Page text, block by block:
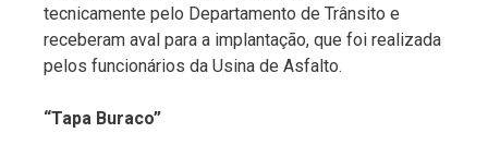
tecnicamente pelo Departamento de Trânsito e
receberam aval para a implantação, que foi realizada
pelos funcionários da Usina de Asfalto.
“Tapa Buraco”